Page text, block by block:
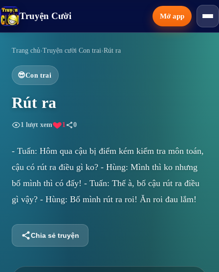
Truyện Cười Mở app
Thể loại
Tính năng
Tải app
Trang chủ›Truyện cười Con trai›Rút ra
😎Con trai
Rút ra
1 lượt xem 1 0
- Tuấn: Hôm qua cậu bị điểm kém kiểm tra môn toán,
cậu có rút ra điều gì ko? - Hùng: Mình thì ko nhưng
bố mình thì có đấy! - Tuấn: Thế à, bố cậu rút ra điều
gì vậy? - Hùng: Bố mình rút ra roi! Ăn roi đau lắm!
Chia sẻ truyện